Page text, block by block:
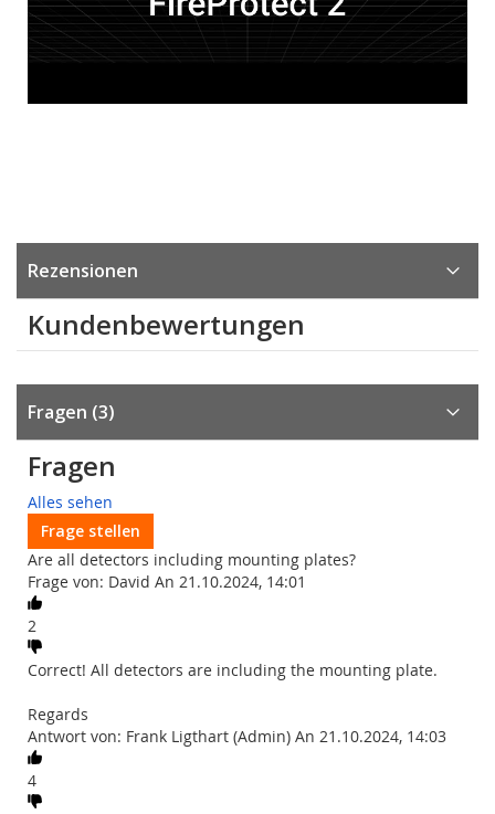
Rezensionen
Kundenbewertungen
Fragen 3
Fragen
Alles sehen
Frage stellen
Are all detectors including mounting plates?
Frage von: David An 21.10.2024, 14:01
2
Correct! All detectors are including the mounting plate.
Regards
Antwort von: Frank Ligthart (Admin) An 21.10.2024, 14:03
4